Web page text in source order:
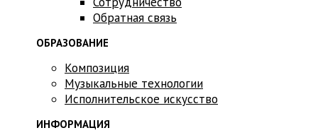
Обратная связь
ОБРАЗОВАНИЕ
Композиция
Музыкальные технологии
Исполнительское искусство
ИНФОРМАЦИЯ